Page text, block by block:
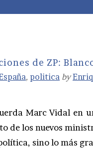
de ZP:
, politica by
Marc Vidal en
de los nuevos
sino lo más